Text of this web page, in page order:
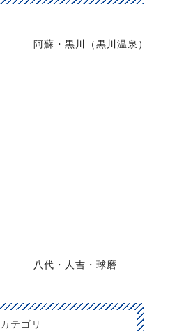
阿蘇・黒川（黒川温泉）
八代・人吉・球磨
カテゴリ